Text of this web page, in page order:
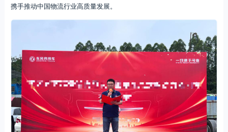
携手推动中国物流行业高质量发展。